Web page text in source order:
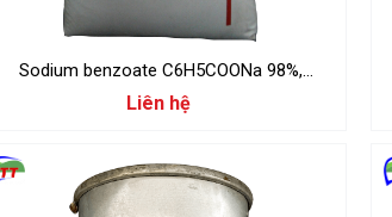
Sodium benzoate C6H5COONa 98%,
25kg/Bao
Liên hệ